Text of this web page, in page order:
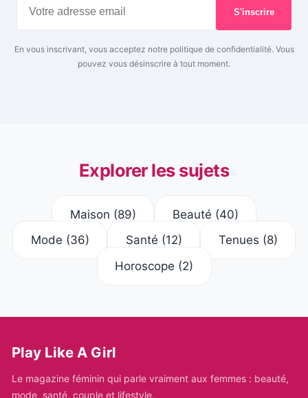
S'inscrire
En vous inscrivant, vous acceptez notre politique de confidentialité. Vous
pouvez vous désinscrire à tout moment.
Explorer les sujets
Maison (89) Beauté (40)
Mode (36) Santé (12) Tenues (8)
Horoscope (2)
Play Like A Girl
Le magazine féminin qui parle vraiment aux femmes : beauté,
mode, santé, couple et lifestyle.